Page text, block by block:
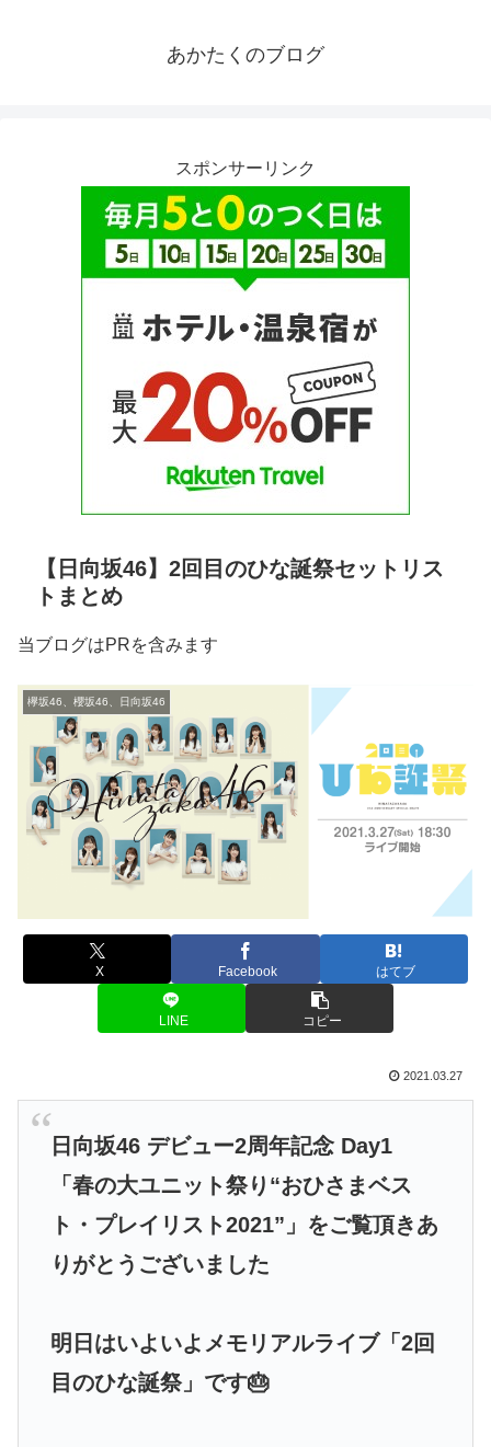
あかたくのブログ
スポンサーリンク
【日向坂46】2回目のひな誕祭セットリス
トまとめ
当ブログはPRを含みます
欅坂46、櫻坂46、日向坂46
X Facebook はてブ
LINE コピー
2021.03.27
日向坂46 デビュー2周年記念 Day1
「春の大ユニット祭り“おひさまベス
ト・プレイリスト2021”」をご覧頂きあ
りがとうございました
明日はいよいよメモリアルライブ「2回
目のひな誕祭」です🎂